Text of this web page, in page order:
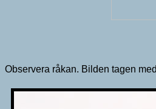
Observera råkan. Bilden tagen